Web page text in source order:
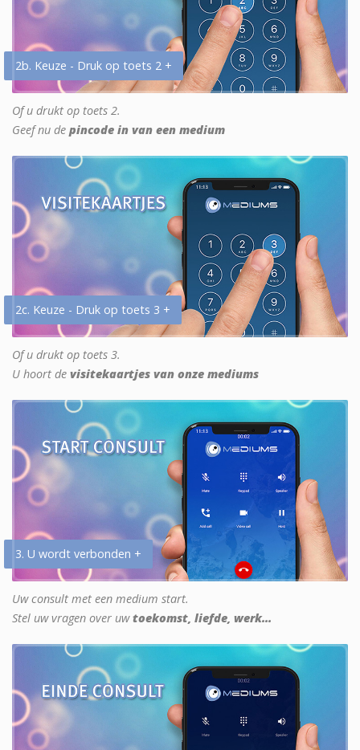
2b. Keuze - Druk op toets 2 +
Of u drukt op toets 2.
Geef nu de pincode in van een medium
2c. Keuze - Druk op toets 3 +
Of u drukt op toets 3.
U hoort de visitekaartjes van onze mediums
3. U wordt verbonden +
Uw consult met een medium start.
Stel uw vragen over uwtoekomst, liefde, werk...